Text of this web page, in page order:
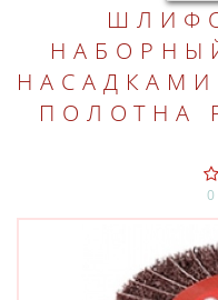
ПОЛОТНА
0